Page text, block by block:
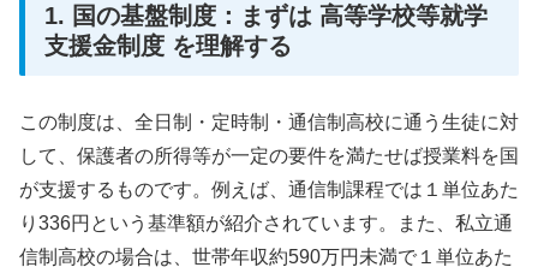
1. 国の基盤制度：まずは 高等学校等就学
支援金制度 を理解する
この制度は、全日制・定時制・通信制高校に通う生徒に対
して、保護者の所得等が一定の要件を満たせば授業料を国
が支援するものです。例えば、通信制課程では１単位あた
り336円という基準額が紹介されています。また、私立通
信制高校の場合は、世帯年収約590万円未満で１単位あた